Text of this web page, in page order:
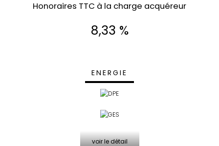
Honoraires TTC à la charge acquéreur
8,33 %
ENERGIE
voir le détail